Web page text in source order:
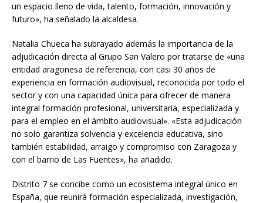
un espacio lleno de vida, talento, formación, innovación y
futuro», ha señalado la alcaldesa.
Natalia Chueca ha subrayado además la importancia de la
adjudicación directa al Grupo San Valero por tratarse de «una
entidad aragonesa de referencia, con casi 30 años de
experiencia en formación audiovisual, reconocida por todo el
sector y con una capacidad única para ofrecer de manera
integral formación profesional, universitaria, especializada y
para el empleo en el ámbito audiovisual». «Esta adjudicación
no solo garantiza solvencia y excelencia educativa, sino
también estabilidad, arraigo y compromiso con Zaragoza y
con el barrio de Las Fuentes», ha añadido.
Distrito 7 se concibe como un ecosistema integral único en
España, que reunirá formación especializada, investigación,